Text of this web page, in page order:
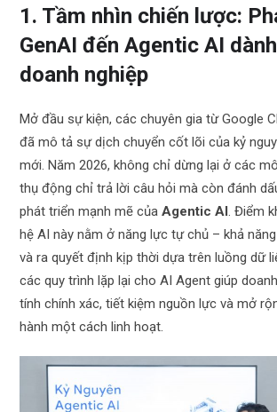
1. Tầm nhìn chiến lược:
GenAI đến Agentic AI
doanh nghiệp
Mở đầu sự kiện, các chuyên gia từ Google
đã mô tả sự dịch chuyển cốt lõi của kỷ
mới. Năm 2026, không chỉ dừng lại ở các
thụ động chỉ trả lời câu hỏi mà còn đánh
phát triển mạnh mẽ củaAgentic AI. Điểm
hệ AI này nằm ở năng lực tự chủ – khả
và ra quyết định kịp thời dựa trên luồng dữ
các quy trình lặp lại cho AI Agent giúp
tính chính xác, tiết kiệm nguồn lực và mở
hành một cách linh hoạt.